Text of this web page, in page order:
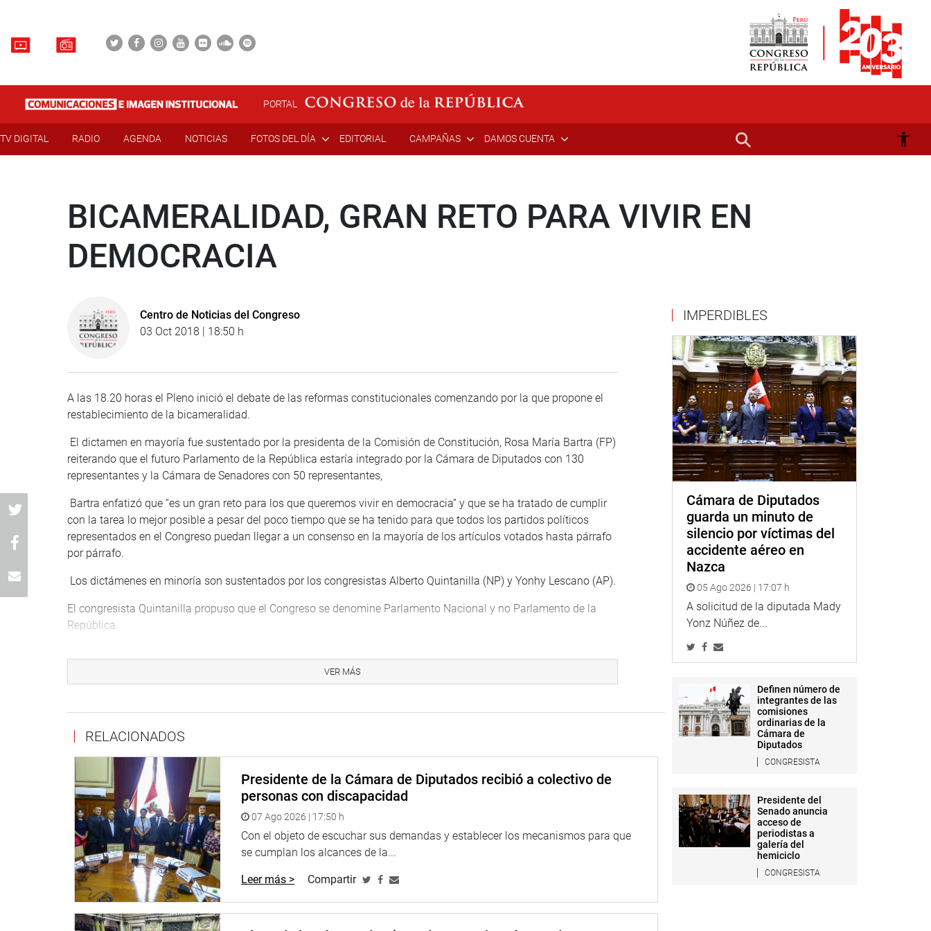
PORTAL
TV DIGITAL RADIO AGENDA NOTICIAS FOTOS DEL DÍA EDITORIAL CAMPAÑAS DAMOS CUENTA
BICAMERALIDAD, GRAN RETO PARA VIVIR EN
DEMOCRACIA
Centro de Noticias del Congreso
03 Oct 2018 | 18:50 h
A las 18.20 horas el Pleno inició el debate de las reformas constitucionales comenzando por la que propone el
restablecimiento de la bicameralidad.
El dictamen en mayoría fue sustentado por la presidenta de la Comisión de Constitución, Rosa María Bartra (FP)
reiterando que el futuro Parlamento de la República estaría integrado por la Cámara de Diputados con 130
representantes y la Cámara de Senadores con 50 representantes,
Bartra enfatizó que “es un gran reto para los que queremos vivir en democracia” y que se ha tratado de cumplir
con la tarea lo mejor posible a pesar del poco tiempo que se ha tenido para que todos los partidos políticos
representados en el Congreso puedan llegar a un consenso en la mayoría de los artículos votados hasta párrafo
por párrafo.
Los dictámenes en minoría son sustentados por los congresistas Alberto Quintanilla (NP) y Yonhy Lescano (AP).
El congresista Quintanilla propuso que el Congreso se denomine Parlamento Nacional y no Parlamento de la
República.
Yonhy Lescano (AP) consideró que la Bicameralidad no es suficiente para mejorar el funcionamiento del
trabajar sin escándalos”, sentenció.,
El congresista acciopopulista dijo que no se está corrigiendo el tema de fondo, se ha quitado del artículo 92 del
proyecto original la declaración de intereses e ingresos de los futuros parlamentarios. También criticó que en el
artículo 90 no se haya colocado que los futuros congresistas tengan una conducta intachable.
Pidió que los futuros parlamentarios no deben tener inmunidad de arresto y deben de ir a dar cuentas al Poder
judicial. Solicitó que en el artículo 96 se disponga que toda parlamentario tenga la potestad de pedir información
a las empresas trasnacionales directamente y no a través de las entidades del Estado
Critico que las reformas constitucionales lo puedan hacer solo los senadores y no los diputados siendo una clara
discriminación y que las investigaciones solo la pueden hacer los diputados y no los senadores.
VER MÁS
RELACIONADOS
Presidente de la Cámara de Diputados recibió a colectivo de
personas con discapacidad
07 Ago 2026 | 17:50 h
Con el objeto de escuchar sus demandas y establecer los mecanismos para que
se cumplan los alcances de la...
Leer más > Compartir
IMPERDIBLES
Cámara de Diputados
guarda un minuto de
silencio por víctimas del
accidente aéreo en
Nazca
05 Ago 2026 | 17:07 h
A solicitud de la diputada Mady
Yonz Núñez de...
Definen número de
integrantes de las
comisiones
ordinarias de la
Cámara de
Diputados
CONGRESISTA
Presidente del
Senado anuncia
acceso de
periodistas a
galería del
hemiciclo
CONGRESISTA